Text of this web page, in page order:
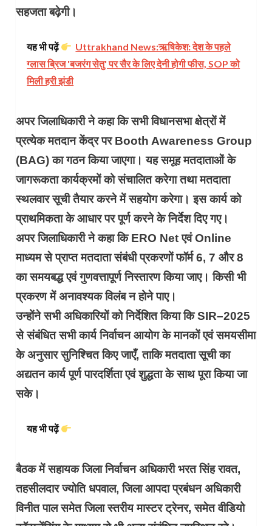
सहजता बढ़ेगी।
यह भी पढ़ें
Uttrakhand News:​ऋषिकेश: देश के पहले
ग्लास ब्रिज 'बजरंग सेतु' पर सैर के लिए देनी होगी फीस, SOP को
मिली हरी झंडी
अपर जिलाधिकारी ने कहा कि सभी विधानसभा क्षेत्रों में
प्रत्येक मतदान केंद्र पर Booth Awareness Group
(BAG) का गठन किया जाएगा। यह समूह मतदाताओं के
जागरूकता कार्यक्रमों को संचालित करेगा तथा मतदाता
स्थलवार सूची तैयार करने में सहयोग करेगा। इस कार्य को
प्राथमिकता के आधार पर पूर्ण करने के निर्देश दिए गए।
अपर जिलाधिकारी ने कहा कि ERO Net एवं Online
माध्यम से प्राप्त मतदाता संबंधी प्रकरणों फॉर्म 6, 7 और 8
का समयबद्ध एवं गुणवत्तापूर्ण निस्तारण किया जाए। किसी भी
प्रकरण में अनावश्यक विलंब न होने पाए।
उन्होंने सभी अधिकारियों को निर्देशित किया कि SIR–2025
से संबंधित सभी कार्य निर्वाचन आयोग के मानकों एवं समयसीमा
के अनुसार सुनिश्चित किए जाएँ, ताकि मतदाता सूची का
अद्यतन कार्य पूर्ण पारदर्शिता एवं शुद्धता के साथ पूरा किया जा
सके।
यह भी पढ़ें
बैठक में सहायक जिला निर्वाचन अधिकारी भरत सिंह रावत,
तहसीलदार ज्योति धपवाल, जिला आपदा प्रबंधन अधिकारी
विनीत पाल समेत जिला स्तरीय मास्टर ट्रेनर, समेत वीडियो